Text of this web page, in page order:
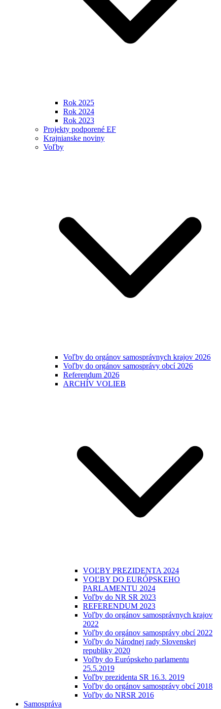
Rok 2025
Rok 2024
Rok 2023
Projekty podporené EF
Krajnianske noviny
Voľby
Voľby do orgánov samosprávnych krajov 2026
Voľby do orgánov samosprávy obcí 2026
Referendum 2026
ARCHÍV VOLIEB
VOĽBY PREZIDENTA 2024
VOĽBY DO EURÓPSKEHO
PARLAMENTU 2024
Voľby do NR SR 2023
REFERENDUM 2023
Voľby do orgánov samosprávnych krajov
2022
Voľby do orgánov samosprávy obcí 2022
Voľby do Národnej rady Slovenskej
republiky 2020
Voľby do Európskeho parlamentu
25.5.2019
Voľby prezidenta SR 16.3. 2019
Voľby do orgánov samosprávy obcí 2018
Voľby do NRSR 2016
Samospráva